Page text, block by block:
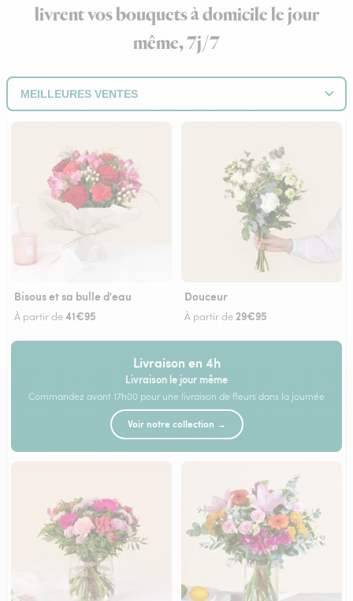
livrent vos bouquets à domicile le jour
même, 7j/7
Bisous et sa bulle d'eau
À partir de41€95
Douceur
À partir de 29€95
Livraison en 4h
Livraison le jour même
Commandez avant 17h00 pour une livraison de fleurs dans la journée
Voir notre collection →